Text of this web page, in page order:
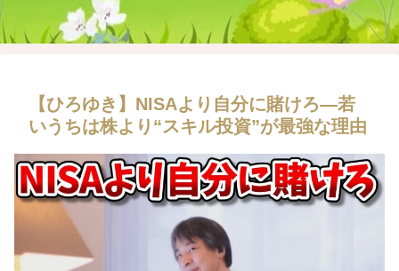
【ひろゆき】NISAより自分に賭けろ―若
いうちは株より“スキル投資”が最強な理由